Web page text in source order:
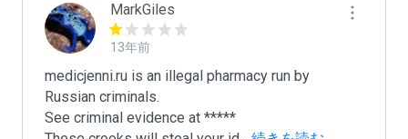
MarkGiles
13年前
medicjenni.ru is an illegal pharmacy run by
Russian criminals.
See criminal evidence at *****